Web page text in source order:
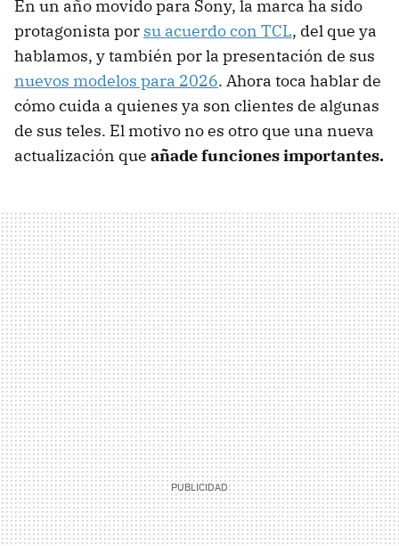
En un año movido para Sony, la marca ha sido
protagonista por su acuerdo con TCL, del que ya
hablamos, y también por la presentación de sus
nuevos modelos para 2026. Ahora toca hablar de
cómo cuida a quienes ya son clientes de algunas
de sus teles. El motivo no es otro que una nueva
actualización que añade funciones importantes.